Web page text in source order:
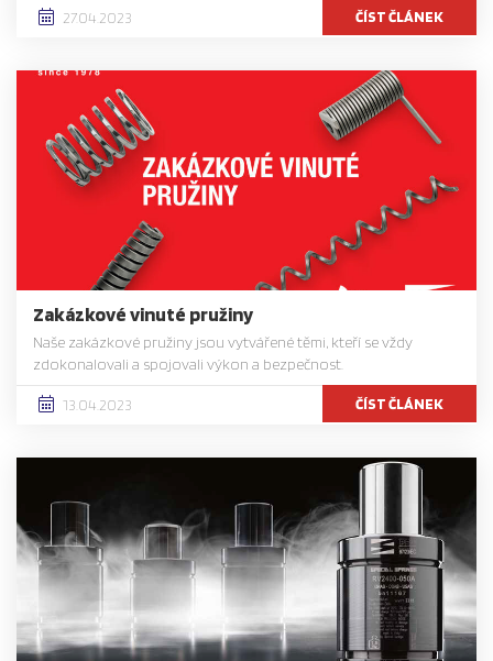
27.04.2023 ČÍST ČLÁNEK
Zakázkové vinuté pružiny
Naše zakázkové pružiny jsou vytvářené těmi, kteří se vždy
zdokonalovali a spojovali výkon a bezpečnost.
13.04.2023 ČÍST ČLÁNEK